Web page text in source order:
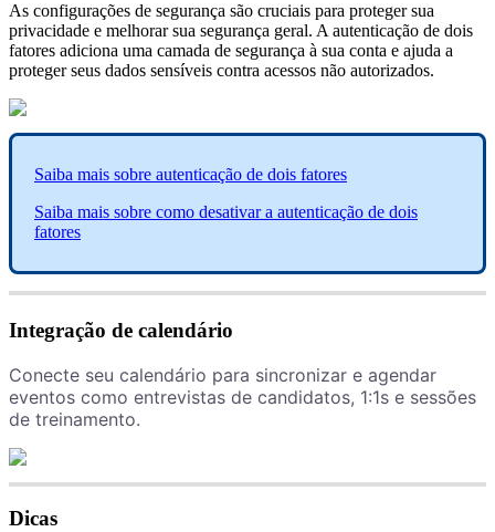
As configurações de segurança são cruciais para proteger sua
privacidade e melhorar sua segurança geral. A autenticação de dois
fatores adiciona uma camada de segurança à sua conta e ajuda a
proteger seus dados sensíveis contra acessos não autorizados.
Saiba mais sobre autenticação de dois fatores
Saiba mais sobre como desativar a autenticação de dois
fatores
Integração de calendário
Conecte seu calendário para sincronizar e agendar
eventos como entrevistas de candidatos, 1:1s e sessões
de treinamento.
Dicas